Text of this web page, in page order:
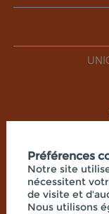
Préférences
Notre site
nécessitent
de visite et
Nous utilisons